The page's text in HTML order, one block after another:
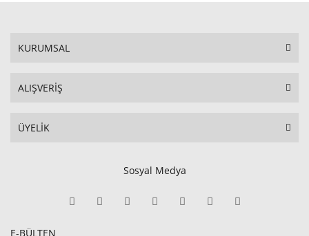
KURUMSAL
ALIŞVERİŞ
ÜYELİK
Sosyal Medya
E-BÜLTEN